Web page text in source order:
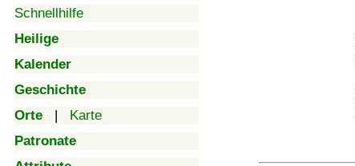
Schnellhilfe
Heilige
Kalender
Geschichte
Orte | Karte
Patronate